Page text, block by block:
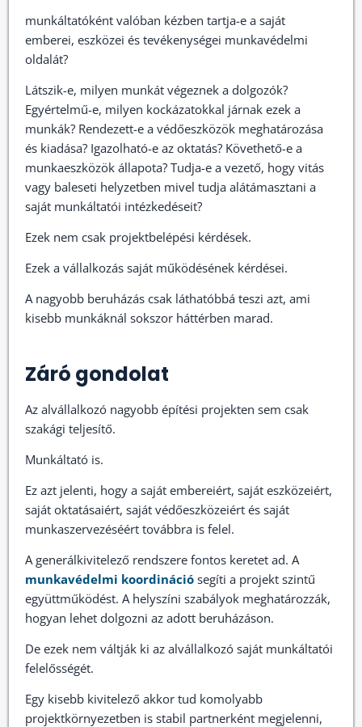
munkáltatóként valóban kézben tartja-e a saját
emberei, eszközei és tevékenységei munkavédelmi
oldalát?
Látszik-e, milyen munkát végeznek a dolgozók?
Egyértelmű-e, milyen kockázatokkal járnak ezek a
munkák? Rendezett-e a védőeszközök meghatározása
és kiadása? Igazolható-e az oktatás? Követhető-e a
munkaeszközök állapota? Tudja-e a vezető, hogy vitás
vagy baleseti helyzetben mivel tudja alátámasztani a
saját munkáltatói intézkedéseit?
Ezek nem csak projektbelépési kérdések.
Ezek a vállalkozás saját működésének kérdései.
A nagyobb beruházás csak láthatóbbá teszi azt, ami
kisebb munkáknál sokszor háttérben marad.
Záró gondolat
Az alvállalkozó nagyobb építési projekten sem csak
szakági teljesítő.
Munkáltató is.
Ez azt jelenti, hogy a saját embereiért, saját eszközeiért,
saját oktatásaiért, saját védőeszközeiért és saját
munkaszervezéséért továbbra is felel.
A generálkivitelező rendszere fontos keretet ad. A
munkavédelmi koordináció segíti a projekt szintű
együttműködést. A helyszíni szabályok meghatározzák,
hogyan lehet dolgozni az adott beruházáson.
De ezek nem váltják ki az alvállalkozó saját munkáltatói
felelősségét.
Egy kisebb kivitelező akkor tud komolyabb
projektkörnyezetben is stabil partnerként megjelenni,